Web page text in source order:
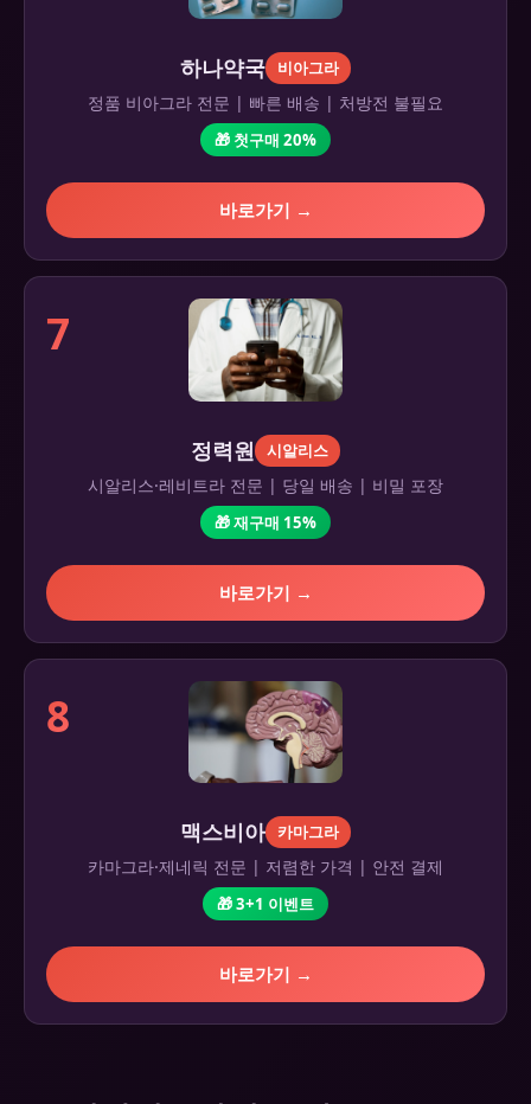
하나약국 비아그라
정품 비아그라 전문 | 빠른 배송 | 처방전 불필요
🎁 첫구매 20%
바로가기 →
7
정력원 시알리스
시알리스·레비트라 전문 | 당일 배송 | 비밀 포장
🎁 재구매 15%
바로가기 →
8
맥스비아 카마그라
카마그라·제네릭 전문 | 저렴한 가격 | 안전 결제
🎁 3+1 이벤트
바로가기 →